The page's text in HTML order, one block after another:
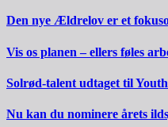
Den nye Ældrelov er et
Vis os planen – ellers føles
Solrød-talent udtaget til
Nu kan du nominere årets